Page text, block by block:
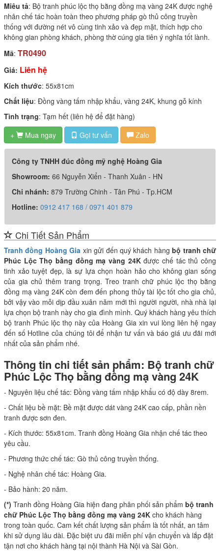
Miêu tả: Bộ tranh phúc lộc thọ bằng đồng mạ vàng 24K được nghệ
nhân chế tác hoàn toàn theo phương pháp gò thủ công truyền
thống với đường nét vô cùng tinh xảo và đẹp mặt, thích hợp cho
không gian phòng khách, phòng thờ cúng gia tiên ý nghĩa tốt lành.
Mã: TR0490
Giá: Liên hệ
Kích thước: 55x81cm
Chất liệu: Đồng vàng tấm nhập khẩu, vàng 24K, khung gỗ kính
Tình trạng: Tạm hết (liên hệ để đặt hàng)
+  Mua ngay Gọi tư vấn Zalo
Công ty TNHH đúc đồng mỹ nghệ Hoàng Gia
Showroom: 66 Nguyễn Xiển - Thanh Xuân - HN
Chi nhánh: 879 Trường Chinh - Tân Phú - Tp.HCM
Hotline: 0912 417 168 / 0971 401 879
Chi Tiết Sản Phẩm
Tranh đồng Hoàng Gia xin gửi đến quý khách hàngbộ tranh chữ
Phúc Lộc Thọ bằng đồng mạ vàng 24Kđược chế tác thủ công
tinh xảo tuyệt đẹp, là sự lựa chọn hoàn hảo cho không gian sống
của gia chủ thêm trang trọng. Treo tranh chữ phúc lộc thọ bằng
đồng mạ vàng 24K còn đem đến phong thủy tài lộc tốt cho gia chủ,
bởi vậy vào mỗi dịp đầu xuân năm mới thì người người, nhà nhà lại
lựa chọn bộ tranh này cho gia đình mình. Quý khách hàng yêu thích
bộ tranh Phúc lộc thọ này của Hoàng Gia xin vui lòng liên hệ ngay
đến số Hotline của chúng tôi để nhận tư vấn và báo giá ưu đãi mới
nhất của sản phẩm nhé.
Thông tin chi tiết sản phẩm: Bộ tranh chữ
Phúc Lộc Thọ bằng đồng mạ vàng 24K
- Nguyên liệu chế tác: Đồng vàng tấm nhập khẩu có độ dày 8rem.
- Chất liệu bề mặt: Bề mặt được dát vàng 24K cao cấp, phần nền
tranh được sơn đen.
- Kích thước: 55x81cm. Tranh đồng Hoàng Gia nhận chế tác theo
yêu cầu.
- Phương thức chế tác: Gò thủ công truyền thống.
- Nghệ nhân chế tác: Hoàng Gia.
- Bảo hành: 20 năm.
(*) Tranh đồng Hoàng Gia hiện đang phân phối sản phẩm bộ tranh
chữ Phúc Lộc Thọ bằng đồng mạ vàng 24K cho khách hàng
trong toàn quốc. Cam kết chất lượng sản phẩm là tốt nhất, an tâm
khi sử dụng lâu dài. Đặc biệt ưu đãi miễn phí vận chuyển và lắp đặt
tận nơi cho khách hàng tại nội thành Hà Nội và Sài Gòn.